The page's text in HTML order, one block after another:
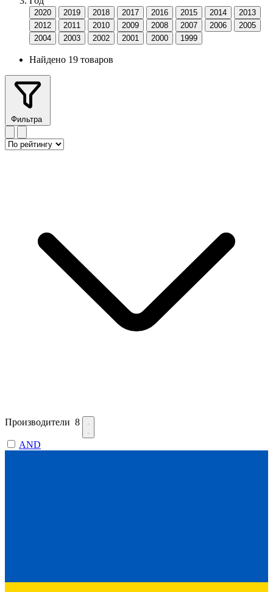
2020 2019 2018 2017 2016 2015 2014
2013
2012
2011 2010 2009 2008 2007 2006
2005
2004
2003 2002 2001 2000 1999
Найдено 19 товаров
Фильтра
Производители 8
AND